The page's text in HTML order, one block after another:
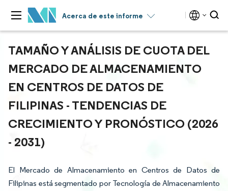
Acerca de este informe
TAMAÑO Y ANÁLISIS DE CUOTA DEL
MERCADO DE ALMACENAMIENTO
EN CENTROS DE DATOS DE
FILIPINAS - TENDENCIAS DE
CRECIMIENTO Y PRONÓSTICO (2026
- 2031)
El Mercado de Almacenamiento en Centros de Datos de
Filipinas está segmentado por Tecnología de Almacenamiento